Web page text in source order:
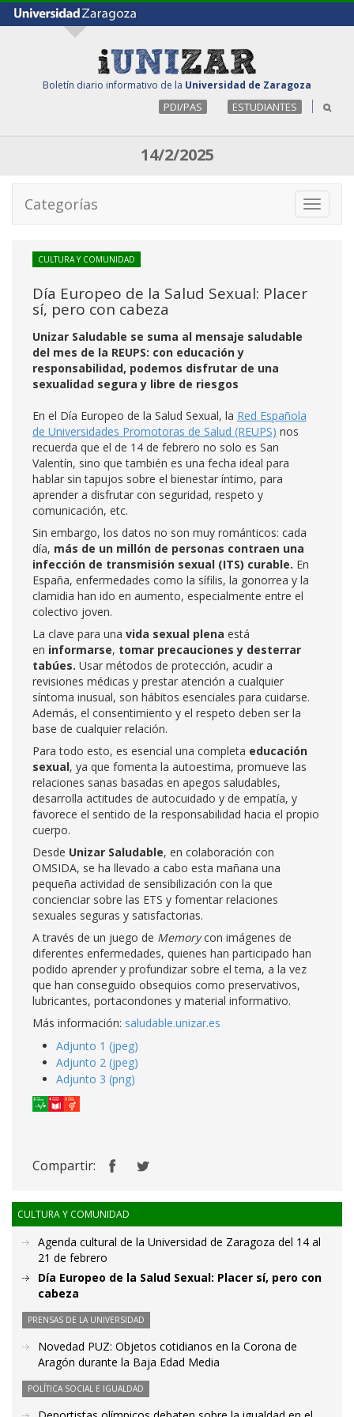
Boletín diario informativo de la Universidad de Zaragoza
PDI/PAS ESTUDIANTES
14/2/2025
Toggle
Categorías
CULTURA Y COMUNIDAD
Día Europeo de la Salud Sexual: Placer
sí, pero con cabeza
Unizar Saludable se suma al mensaje saludable
del mes de la REUPS: con educación y
responsabilidad, podemos disfrutar de una
sexualidad segura y libre de riesgos
En el Día Europeo de la Salud Sexual, la Red Española
de Universidades Promotoras de Salud (REUPS) nos
recuerda que el de 14 de febrero no solo es San
Valentín, sino que también es una fecha ideal para
hablar sin tapujos sobre el bienestar íntimo, para
aprender a disfrutar con seguridad, respeto y
comunicación, etc.
Sin embargo, los datos no son muy románticos: cada
día, más de un millón de personas contraen una
infección de transmisión sexual (ITS) curable. En
España, enfermedades como la sífilis, la gonorrea y la
clamidia han ido en aumento, especialmente entre el
colectivo joven.
La clave para una vida sexual plena está
en informarse, tomar precauciones y desterrar
tabúes. Usar métodos de protección, acudir a
revisiones médicas y prestar atención a cualquier
síntoma inusual, son hábitos esenciales para cuidarse.
Además, el consentimiento y el respeto deben ser la
base de cualquier relación.
Para todo esto, es esencial una completa educación
sexual, ya que fomenta la autoestima, promueve las
relaciones sanas basadas en apegos saludables,
desarrolla actitudes de autocuidado y de empatía, y
favorece el sentido de la responsabilidad hacia el propio
cuerpo.
Desde Unizar Saludable, en colaboración con
OMSIDA, se ha llevado a cabo esta mañana una
pequeña actividad de sensibilización con la que
concienciar sobre las ETS y fomentar relaciones
sexuales seguras y satisfactorias.
A través de un juego de Memorycon imágenes de
diferentes enfermedades, quienes han participado han
podido aprender y profundizar sobre el tema, a la vez
que han conseguido obsequios como preservativos,
lubricantes, portacondones y material informativo.
Más información: saludable.unizar.es
Adjunto 1 (jpeg)
Adjunto 2 (jpeg)
Adjunto 3 (png)
Compartir:
CULTURA Y COMUNIDAD
Agenda cultural de la Universidad de Zaragoza del 14 al
21 de febrero
Día Europeo de la Salud Sexual: Placer sí, pero con
cabeza
PRENSAS DE LA UNIVERSIDAD
Novedad PUZ: Objetos cotidianos en la Corona de
Aragón durante la Baja Edad Media
POLÍTICA SOCIAL E IGUALDAD